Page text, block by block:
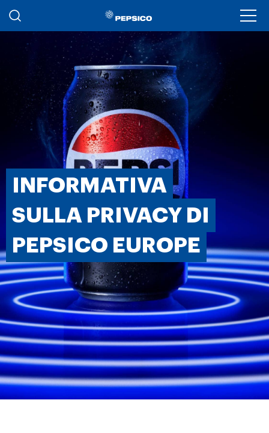
Salta al contenuto principale
INFORMATIVA
SULLA PRIVACY DI
PEPSICO EUROPE